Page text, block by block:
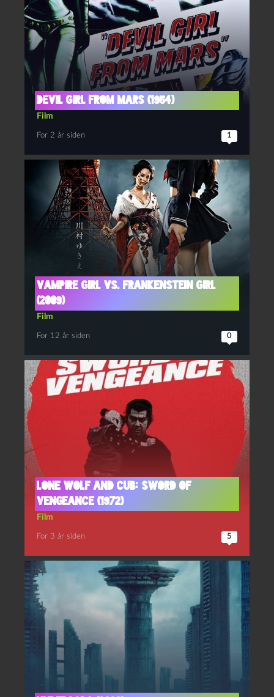
Devil Girl from Mars (1954)
Film
For 2 år siden 1
Vampire Girl vs. Frankenstein Girl
(2009)
Film
For 12 år siden 0
Lone wolf and cub: Sword of
vengeance (1972)
Film
For 3 år siden 5